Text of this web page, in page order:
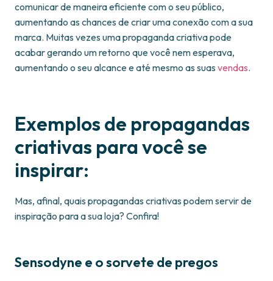
comunicar de maneira eficiente com o seu público,
aumentando as chances de criar uma conexão com a sua
marca. Muitas vezes uma propaganda criativa pode
acabar gerando um retorno que você nem esperava,
aumentando o seu alcance e até mesmo as suas vendas.
Exemplos de propagandas
criativas para você se
inspirar:
Mas, afinal, quais propagandas criativas podem servir de
inspiração para a sua loja? Confira!
Sensodyne e o sorvete de pregos